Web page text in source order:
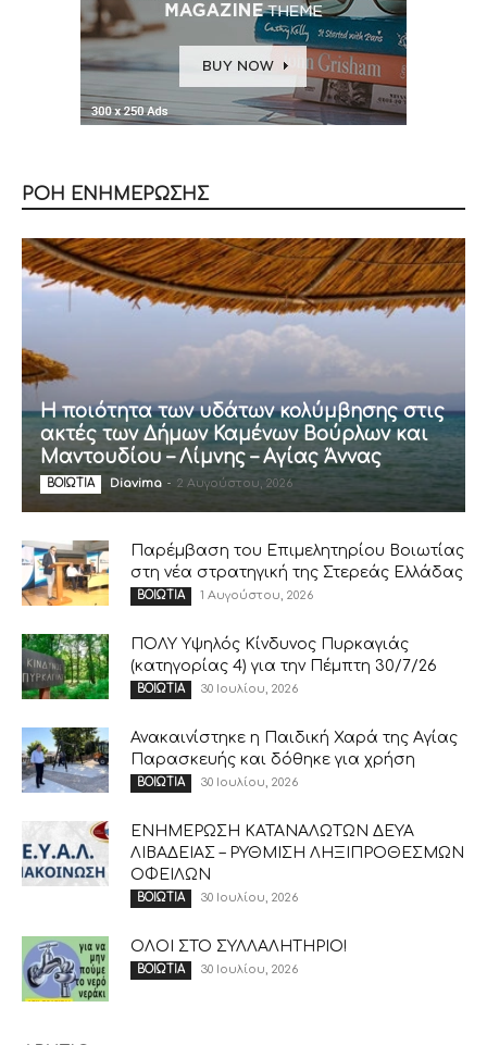
ΡΟΗ ΕΝΗΜΕΡΩΣΗΣ
Η ποιότητα των υδάτων κολύμβησης στις
ακτές των Δήμων Καμένων Βούρλων και
Μαντουδίου – Λίμνης – Αγίας Άννας
ΒΟΙΩΤΙΑ Diavima - 2 Αυγούστου, 2026
Παρέμβαση του Επιμελητηρίου Βοιωτίας
στη νέα στρατηγική της Στερεάς Ελλάδας
ΒΟΙΩΤΙΑ 1 Αυγούστου, 2026
ΠΟΛΥ Υψηλός Κίνδυνος Πυρκαγιάς
(κατηγορίας 4) για την Πέμπτη 30/7/26
ΒΟΙΩΤΙΑ 30 Ιουλίου, 2026
Ανακαινίστηκε η Παιδική Χαρά της Αγίας
Παρασκευής και δόθηκε για χρήση
ΒΟΙΩΤΙΑ 30 Ιουλίου, 2026
ΕΝΗΜΕΡΩΣΗ ΚΑΤΑΝΑΛΩΤΩΝ ΔΕΥΑ
ΛΙΒΑΔΕΙΑΣ – ΡΥΘΜΙΣΗ ΛΗΞΙΠΡΟΘΕΣΜΩΝ
ΟΦΕΙΛΩΝ
ΒΟΙΩΤΙΑ 30 Ιουλίου, 2026
ΟΛΟΙ ΣΤΟ ΣΥΛΛΑΛΗΤΗΡΙΟ!
ΒΟΙΩΤΙΑ 30 Ιουλίου, 2026